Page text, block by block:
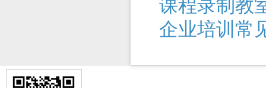
课程录制教
企业培训常